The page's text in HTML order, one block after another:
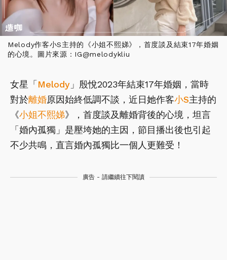
Melody作客小S主持的《小姐不熙娣》，首度談及結束17年婚姻
的心境。圖片來源：IG@melodykliu
女星「 Melody 」殷悅2023年結束17年婚姻，當時
對於離婚原因始終低調不談，近日她作客小S主持的
《小姐不熙娣》，首度談及離婚背後的心境，坦言
「婚內孤獨」是壓垮她的主因，節目播出後也引起
不少共鳴，直言婚內孤獨比一個人更難受！
廣告 - 請繼續往下閱讀